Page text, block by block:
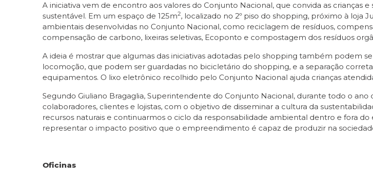
A iniciativa vem de encontro aos valores do Conjunto Nacional, que convida as crianças
sustentável. Em um espaço de 125m2, localizado no 2º piso do shopping, próximo à loja
ambientais desenvolvidas no Conjunto Nacional, como reciclagem de resíduos,
compensação de carbono, lixeiras seletivas, Ecoponto e compostagem dos resíduos
A ideia é mostrar que algumas das iniciativas adotadas pelo shopping também podem
locomoção, que podem ser guardadas no bicicletário do shopping, e a separação
equipamentos. O lixo eletrônico recolhido pelo Conjunto Nacional ajuda crianças
Segundo Giuliano Bragaglia, Superintendente do Conjunto Nacional, durante todo o
colaboradores, clientes e lojistas, com o objetivo de disseminar a cultura da
recursos naturais e continuarmos o ciclo da responsabilidade ambiental dentro e fora
representar o impacto positivo que o empreendimento é capaz de produzir na
Oficinas